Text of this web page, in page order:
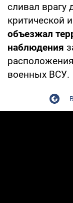
сливал врагу
критической
объезжал
наблюдения
военных ВСУ.